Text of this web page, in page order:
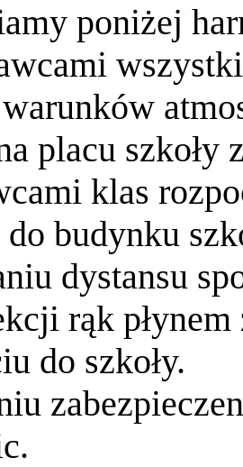
poniżej
placu szkoły
klas
budynku
dystansu
rąk
do szkoły.